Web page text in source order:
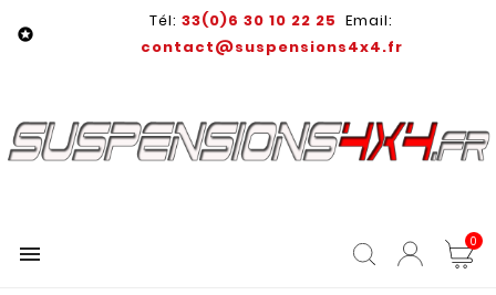

Tél: 33(0)6 30 10 22 25 Email:
contact@suspensions4x4.fr
 0